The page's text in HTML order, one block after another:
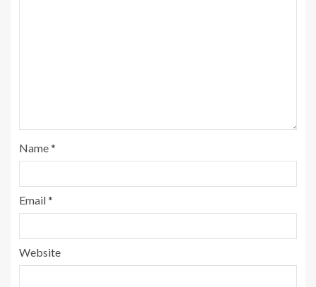
Name*
Email*
Website